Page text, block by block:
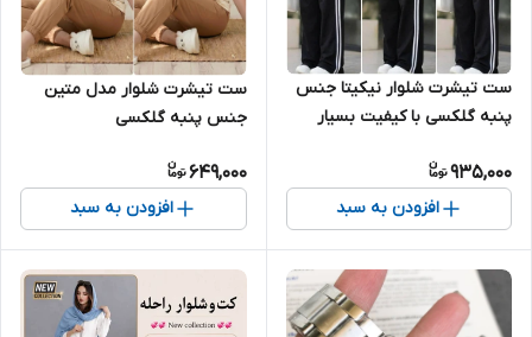
ست تیشرت شلوار نیکیتا جنس
پنبه گلکسی با کیفیت بسیار
935,000
افزودن به سبد
ست تیشرت شلوار مدل متین
جنس پنبه گلکسی
649,000
افزودن به سبد